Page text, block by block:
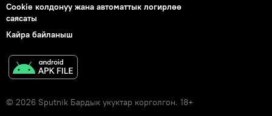
Cookie колдонуу жана автоматтык логирлөө
саясаты
Кайра байланыш
© 2026 Sputnik Бардык укуктар корголгон. 18+